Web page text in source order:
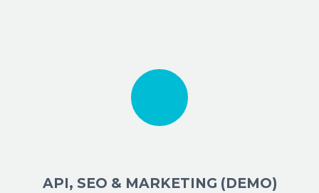
API, SEO & MARKETING (DEMO)